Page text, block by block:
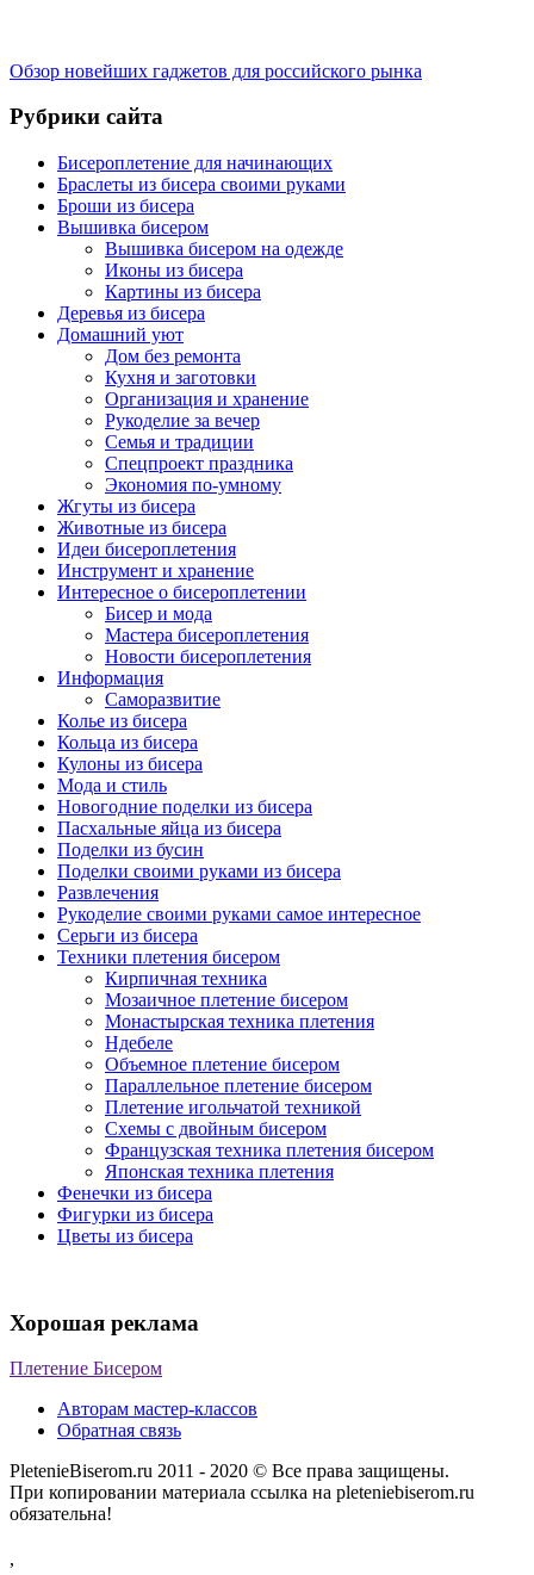
Обзор новейших гаджетов для российского рынка
Рубрики сайта
Бисероплетение для начинающих
Браслеты из бисера своими руками
Броши из бисера
Вышивка бисером
Вышивка бисером на одежде
Иконы из бисера
Картины из бисера
Деревья из бисера
Домашний уют
Дом без ремонта
Кухня и заготовки
Организация и хранение
Рукоделие за вечер
Семья и традиции
Спецпроект праздника
Экономия по-умному
Жгуты из бисера
Животные из бисера
Идеи бисероплетения
Инструмент и хранение
Интересное о бисероплетении
Бисер и мода
Мастера бисероплетения
Новости бисероплетения
Информация
Саморазвитие
Колье из бисера
Кольца из бисера
Кулоны из бисера
Мода и стиль
Новогодние поделки из бисера
Пасхальные яйца из бисера
Поделки из бусин
Поделки своими руками из бисера
Развлечения
Рукоделие своими руками самое интересное
Серьги из бисера
Техники плетения бисером
Кирпичная техника
Мозаичное плетение бисером
Монастырская техника плетения
Ндебеле
Объемное плетение бисером
Параллельное плетение бисером
Плетение игольчатой техникой
Схемы с двойным бисером
Французская техника плетения бисером
Японская техника плетения
Фенечки из бисера
Фигурки из бисера
Цветы из бисера
Хорошая реклама
Плетение Бисером
Авторам мастер-классов
Обратная связь
PletenieBiserom.ru 2011 - 2020 © Все права защищены.
При копировании материала ссылка на pleteniebiserom.ru
обязательна!
,